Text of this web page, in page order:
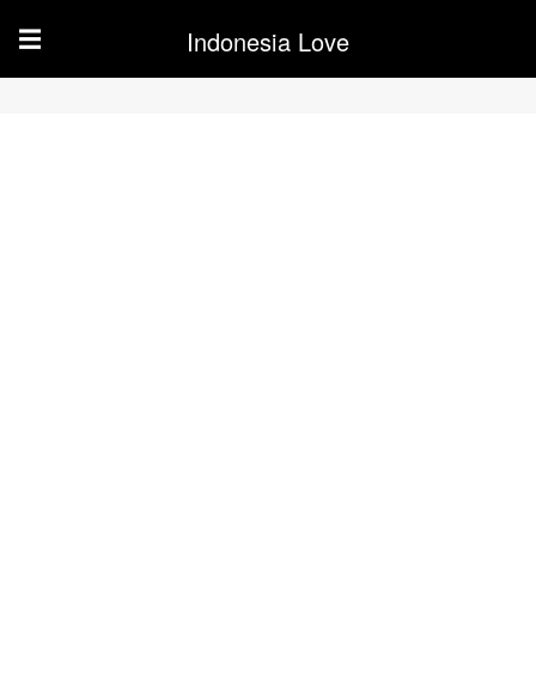
☰ Indonesia Love